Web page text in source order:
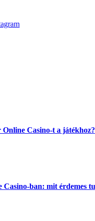
Casino-t a játékhoz?
ban: mit érdemes